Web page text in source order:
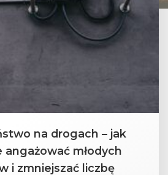
na drogach – jak
młodych
i zmniejszać liczbę